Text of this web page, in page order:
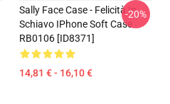
Sally Face Case - Felicità In
Schiavo IPhone Soft Case
RB0106 [ID8371]
14,81 € - 16,10 €
-20%